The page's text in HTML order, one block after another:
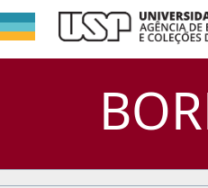
Assunto
DSpace/